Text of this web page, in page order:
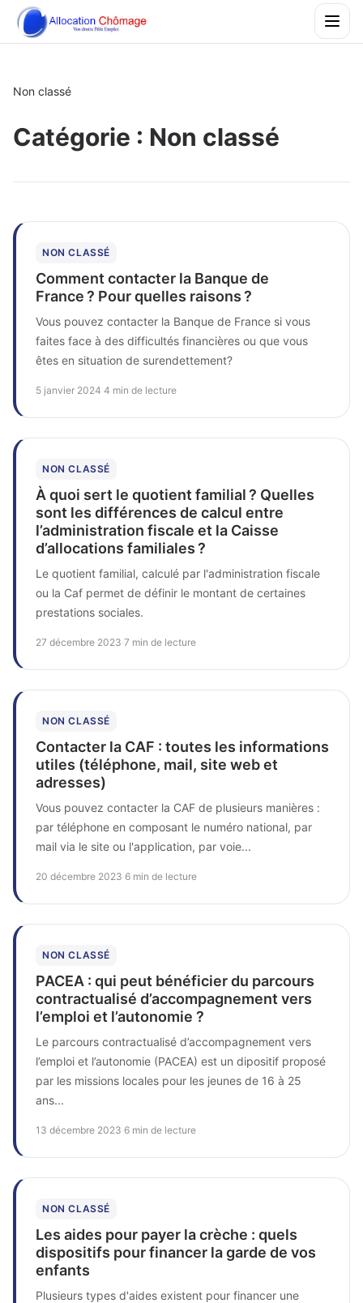
Non classé
Catégorie : Non classé
NON CLASSÉ
Comment contacter la Banque de
France ? Pour quelles raisons ?
Vous pouvez contacter la Banque de France si vous
faites face à des difficultés financières ou que vous
êtes en situation de surendettement?
5 janvier 2024 4 min de lecture
NON CLASSÉ
À quoi sert le quotient familial ? Quelles
sont les différences de calcul entre
l’administration fiscale et la Caisse
d’allocations familiales ?
Le quotient familial, calculé par l'administration fiscale
ou la Caf permet de définir le montant de certaines
prestations sociales.
27 décembre 2023 7 min de lecture
NON CLASSÉ
Contacter la CAF : toutes les informations
utiles (téléphone, mail, site web et
adresses)
Vous pouvez contacter la CAF de plusieurs manières :
par téléphone en composant le numéro national, par
mail via le site ou l'application, par voie...
20 décembre 2023 6 min de lecture
NON CLASSÉ
PACEA : qui peut bénéficier du parcours
contractualisé d’accompagnement vers
l’emploi et l’autonomie ?
Le parcours contractualisé d’accompagnement vers
l’emploi et l’autonomie (PACEA) est un dipositif proposé
par les missions locales pour les jeunes de 16 à 25
ans...
13 décembre 2023 6 min de lecture
NON CLASSÉ
Les aides pour payer la crèche : quels
dispositifs pour financer la garde de vos
enfants
Plusieurs types d'aides existent pour financer une